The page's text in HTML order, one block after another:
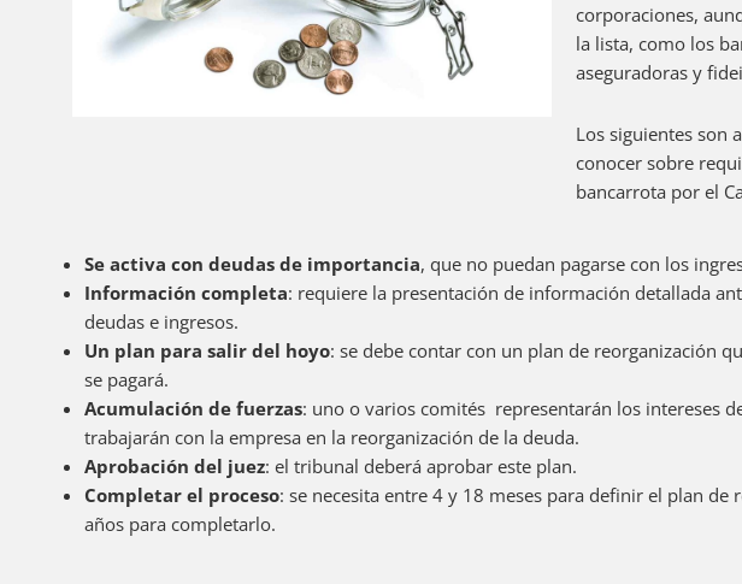
corporaciones,
la lista, como los
aseguradoras y
Los siguientes son
conocer sobre
bancarrota por el
Se activa con deudas de importancia, que no puedan pagarse con los
Información completa: requiere la presentación de información detallada
deudas e ingresos.
Un plan para salir del hoyo: se debe contar con un plan de reorganización
se pagará.
Acumulación de fuerzas: uno o varios comités representarán los intereses
trabajarán con la empresa en la reorganización de la deuda.
Aprobación del juez: el tribunal deberá aprobar este plan.
Completar el proceso: se necesita entre 4 y 18 meses para definir el plan de
años para completarlo.